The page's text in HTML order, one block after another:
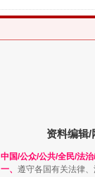
解纷+调解+
资料编辑/
中国/公众/公共/全民/法
一、 遵守各国有关法律